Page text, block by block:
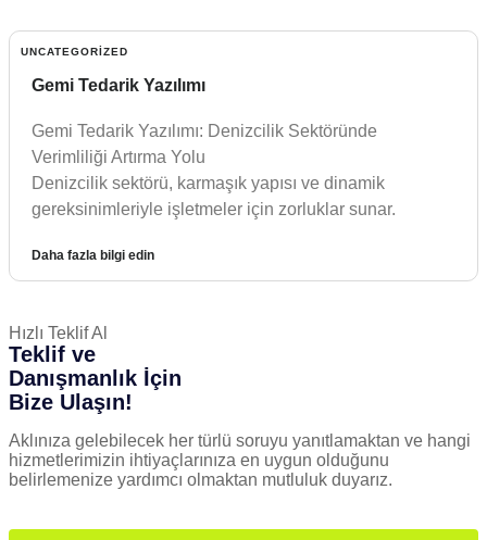
UNCATEGORIZED
Gemi Tedarik Yazılımı
Gemi Tedarik Yazılımı: Denizcilik Sektöründe
Verimliliği Artırma Yolu
Denizcilik sektörü, karmaşık yapısı ve dinamik
gereksinimleriyle işletmeler için zorluklar sunar.
Daha fazla bilgi edin
Hızlı Teklif Al
Teklif ve
Danışmanlık İçin
Bize Ulaşın!
Aklınıza gelebilecek her türlü soruyu yanıtlamaktan ve hangi
hizmetlerimizin ihtiyaçlarınıza en uygun olduğunu
belirlemenize yardımcı olmaktan mutluluk duyarız.